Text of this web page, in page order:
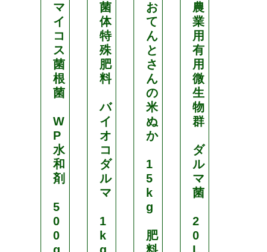
マ
イ
コ
ス
菌
根
菌
W
P
水
和
剤
5
0
0
菌
体
特
殊
肥
料
バ
イ
オ
コ
ダ
ル
マ
1
k
お
て
ん
と
さ
ん
の
米
ぬ
か
1
5
k
g
肥
農
業
用
有
用
微
生
物
群
ダ
ル
マ
菌
2
0